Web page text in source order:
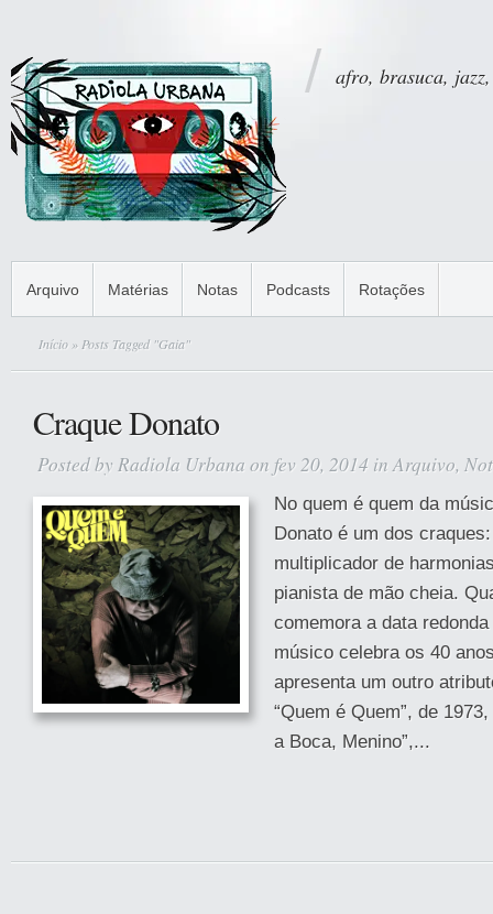
afro, brasuca,
Arquivo Matérias Notas Podcasts Rotações
Início » Posts Tagged "Gaia"
Craque Donato
Posted by Radiola Urbana on fev 20, 2014 inArquivo,
No quem é quem da
Donato é um dos
multiplicador de
pianista de mão cheia.
comemora a data
músico celebra os 40
apresenta um outro
“Quem é Quem”, de
a Boca, Menino”,...